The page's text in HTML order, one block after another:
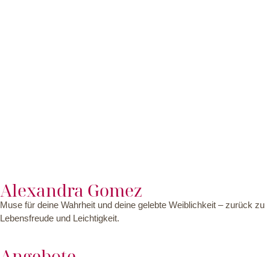
Alexandra Gomez
Muse für deine Wahrheit und deine gelebte Weiblichkeit – zurück zu
Lebensfreude und Leichtigkeit.